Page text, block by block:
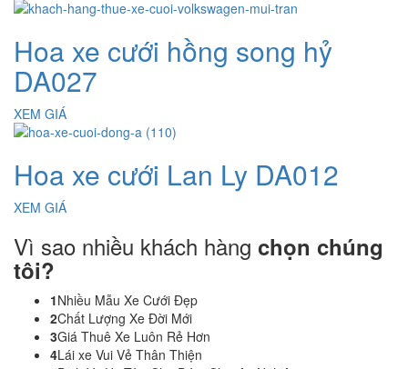
Hoa xe cưới hồng song hỷ
DA027
XEM GIÁ
Hoa xe cưới Lan Ly DA012
XEM GIÁ
Vì sao nhiều khách hàng chọn chúng
tôi?
1Nhiều Mẫu Xe Cưới Đẹp
2Chất Lượng Xe Đời Mới
3Giá Thuê Xe Luôn Rẻ Hơn
4Lái xe Vui Vẻ Thân Thiện